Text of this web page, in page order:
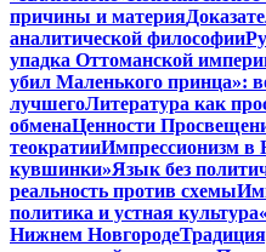
причины и материя
аналитической философии
упадка Оттоманской
убил Маленького принца»:
лучшегоЛитература как
обменаЦенности
теократииИмпрессионизм в
кувшинки»Язык без
реальность против схемы
политика и устная культура
Нижнем Новгороде